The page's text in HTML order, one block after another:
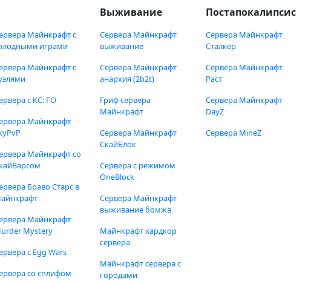
Майнкрафт с
играми
Майнкрафт с
с КС: ГО
Майнкрафт
Майнкрафт со
Браво Старс в
Майнкрафт
Mystery
с Egg Wars
со сплифом
Выживание
Сервера Майнкрафт
выживание
Сервера Майнкрафт
анархия (2b2t)
Гриф сервера
Майнкрафт
Сервера Майнкрафт
СкайБлок
Сервера с режимом
OneBlock
Сервера Майнкрафт
выживание бомжа
Майнкрафт хардкор
сервера
Майнкрафт сервера с
городами
Постапокалипсис
Сервера Майнкрафт
Сталкер
Сервера Майнкрафт
Раст
Сервера Майнкрафт
DayZ
Сервера MineZ